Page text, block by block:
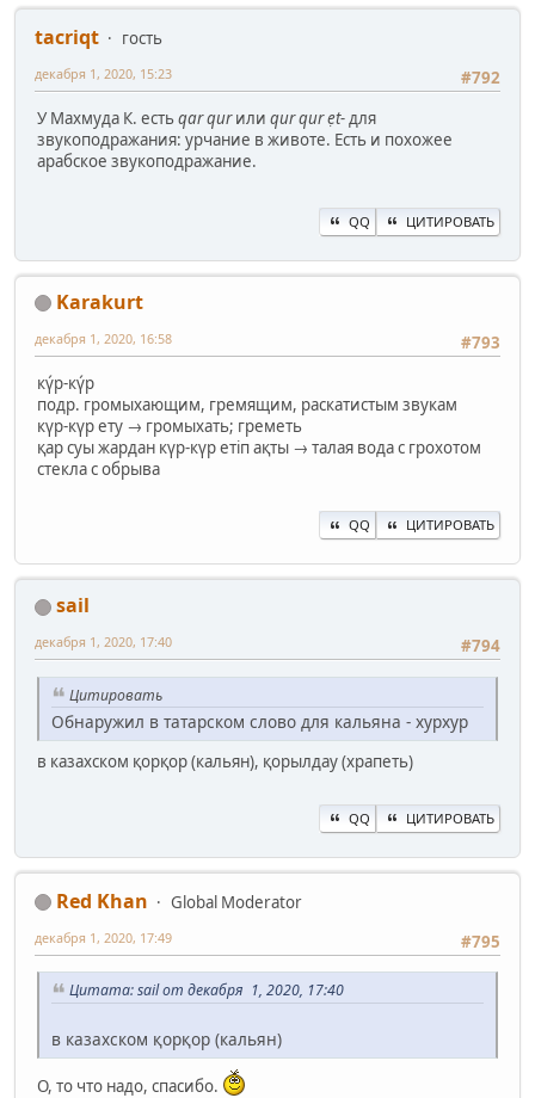
t‍acriqt
гость
#792
декабря 1, 2020, 15:23
У Махмуда К. естьqar qurили qur qur ẹt-для
звукоподражания: урчание в животе. Есть и похожее
арабское звукоподражание.
QQ ЦИТИРОВАТЬ
Karakurt
#793
декабря 1, 2020, 16:58
кү́р-кү́р
подр. громыхающим, гремящим, раскатистым звукам
күр-күр ету → громыхать; греметь
қар суы жардан күр-күр етіп ақты → талая вода с грохотом
стекла с обрыва
QQ ЦИТИРОВАТЬ
sail
#794
декабря 1, 2020, 17:40
Цитировать
Обнаружил в татарском слово для кальяна - хурхур
в казахском қорқор (кальян), қорылдау (храпеть)
QQ ЦИТИРОВАТЬ
Red Khan
Global Moderator
#795
декабря 1, 2020, 17:49
Цитата: sail от декабря 1, 2020, 17:40
в казахском қорқор (кальян)
О, то что надо, спасибо.